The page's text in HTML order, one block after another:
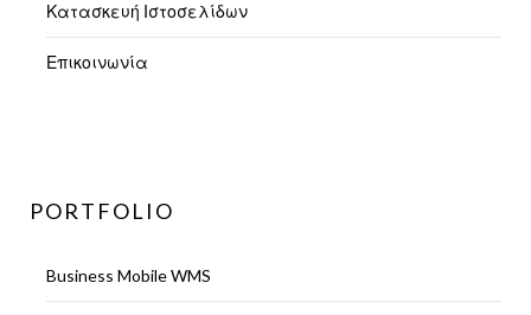
Κατασκευή Ιστοσελίδων
Επικοινωνία
PORTFOLIO
Business Mobile WMS